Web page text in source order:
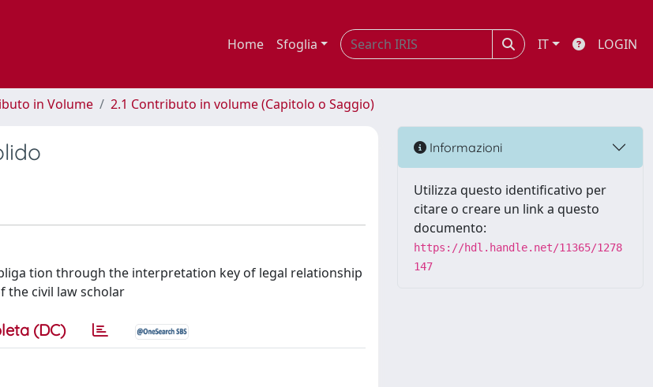
Home Sfoglia IT LOGIN
in Volume 2.1 Contributo in volume (Capitolo o Saggio)
tion through the interpretation key of legal relationship
the civil law scholar
(DC)
Informazioni
Utilizza questo identificativo per
citare o creare un link a questo
documento:
https://hdl.handle.net/11365/1278
147